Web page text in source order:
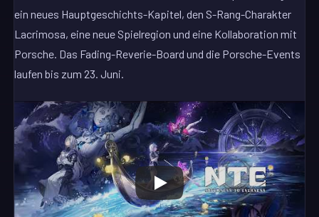
ein neues Hauptgeschichts-Kapitel, den S-Rang-Charakter
Lacrimosa, eine neue Spielregion und eine Kollaboration mit
Porsche. Das Fading-Reverie-Board und die Porsche-Events
laufen bis zum 23. Juni.